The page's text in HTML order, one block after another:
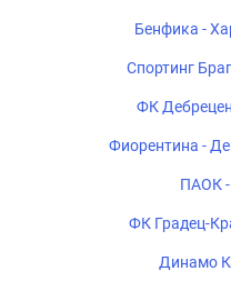
Бенфика -
Спортинг
ФК
Фиорентина -
ПАОК -
ФК Градец-
Динамо